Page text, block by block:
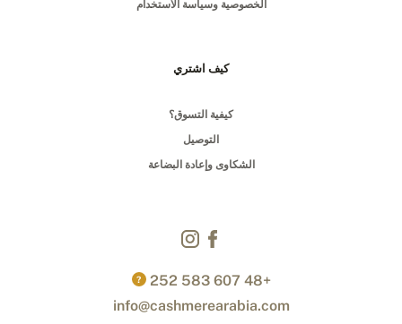
الخصوصية وسياسة الاستخدام
كيف اشتري
كيفية التسوق؟
التوصيل
الشكاوى وإعادة البضاعة
+48 607 583 252
?
info@cashmerearabia.com